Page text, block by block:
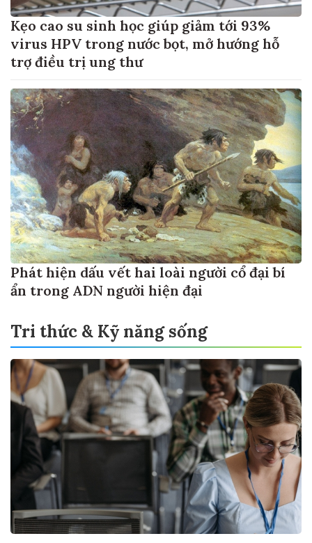
Kẹo cao su sinh học giúp giảm tới 93%
virus HPV trong nước bọt, mở hướng hỗ
trợ điều trị ung thư
Phát hiện dấu vết hai loài người cổ đại bí
ẩn trong ADN người hiện đại
Tri thức & Kỹ năng sống